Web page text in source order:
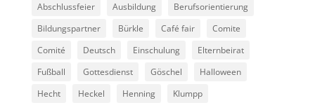
Abschlussfeier
Ausbildung
Berufsorientierung
Bildungspartner
Bürkle Café fair
Comite
Comité
Deutsch Einschulung
Elternbeirat
Fußball
Gottesdienst Göschel
Halloween
Hecht
Heckel Henning
Klumpp